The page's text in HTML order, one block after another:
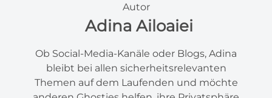
Autor
Adina Ailoaiei
Ob Social-Media-Kanäle oder Blogs, Adina
bleibt bei allen sicherheitsrelevanten
Themen auf dem Laufenden und möchte